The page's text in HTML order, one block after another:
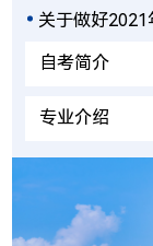
试本科毕业生
关于做好
审核工作的通知
自考简介
专业介绍